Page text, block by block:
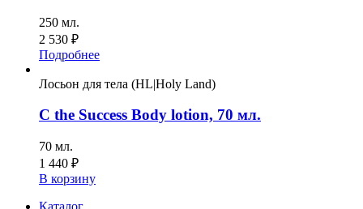
250 мл.
2 530 ₽
Подробнее
Лосьон для тела (HL|Holy Land)
C the Success Body lotion, 70 мл.
70 мл.
1 440 ₽
В корзину
Каталог